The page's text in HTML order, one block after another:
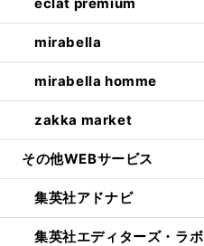
mirabella
mirabella homme
zakka market
その他WEBサービス
集英社アドナビ
集英社エディターズ・ラボ